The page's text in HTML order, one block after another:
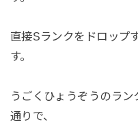
直接Sランクをドロップ
す。
うごくひょうぞうのラ
通りで、